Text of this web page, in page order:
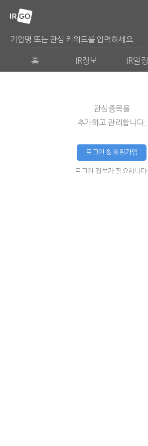
홈 IR정보 IR일정
관심종목을
추가하고 관리합니다.
로그인 & 회원가입
로그인 정보가 필요합니다.